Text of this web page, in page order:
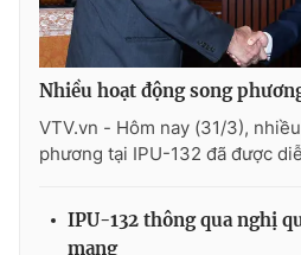
THỜI BÁO VTV
Cơ quan chủ quản:
Nhiều hoạt động song
VTV.vn - Hôm nay (31/3),
phương tại IPU-132 đã được
IPU-132 thông qua nghị
mạng